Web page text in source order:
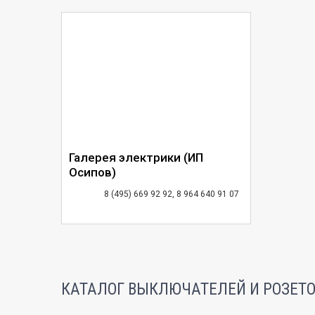
Галерея электрики (ИП
Осипов)
8 (495) 669 92 92, 8 964 640 91 07
КАТАЛОГ ВЫКЛЮЧАТЕЛЕЙ И